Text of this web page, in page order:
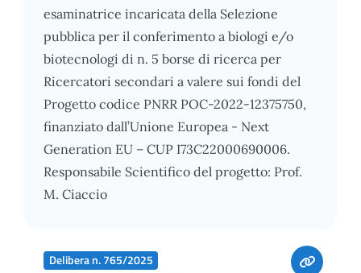
esaminatrice incaricata della Selezione
pubblica per il conferimento a biologi e/o
biotecnologi di n. 5 borse di ricerca per
Ricercatori secondari a valere sui fondi del
Progetto codice PNRR POC-2022-12375750,
finanziato dall’Unione Europea - Next
Generation EU – CUP I73C22000690006.
Responsabile Scientifico del progetto: Prof.
M. Ciaccio
Delibera n. 765/2025